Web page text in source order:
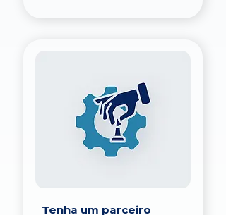
Tenha um parceiro